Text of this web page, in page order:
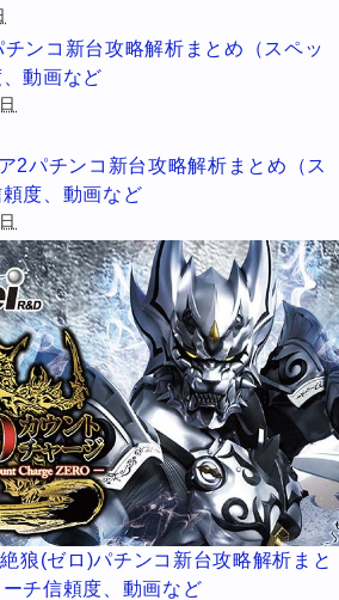
ンコ新台攻略解析まとめ（スペッ
動画など
2パチンコ新台攻略解析まとめ（ス
度、動画など
狼(ゼロ)パチンコ新台攻略解析まと
チ信頼度、動画など